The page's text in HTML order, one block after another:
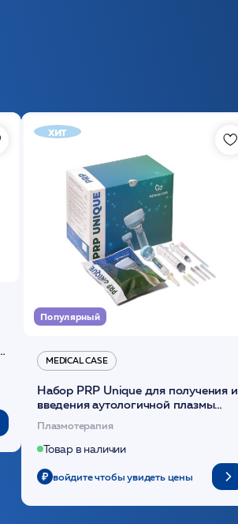
хит
Популярный
MEDICAL CASE
Набор PRP Unique для получения и
введения аутологичной плазмы
(саше 1шт)/Medical Case
Плазмотерапия
Товар в наличии
войдите чтобы увидеть цены